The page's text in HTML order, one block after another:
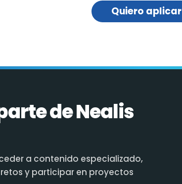
Quiero aplicar
de Nealis
a contenido especializado,
y participar en proyectos